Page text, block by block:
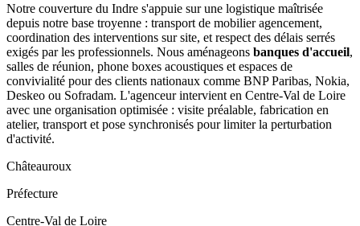
Notre couverture du Indre s'appuie sur une logistique maîtrisée
depuis notre base troyenne : transport de mobilier agencement,
coordination des interventions sur site, et respect des délais serrés
exigés par les professionnels. Nous aménageons banques d'accueil,
salles de réunion, phone boxes acoustiques et espaces de
convivialité pour des clients nationaux comme BNP Paribas, Nokia,
Deskeo ou Sofradam. L'agenceur intervient en Centre-Val de Loire
avec une organisation optimisée : visite préalable, fabrication en
atelier, transport et pose synchronisés pour limiter la perturbation
d'activité.
Châteauroux
Préfecture
Centre-Val de Loire